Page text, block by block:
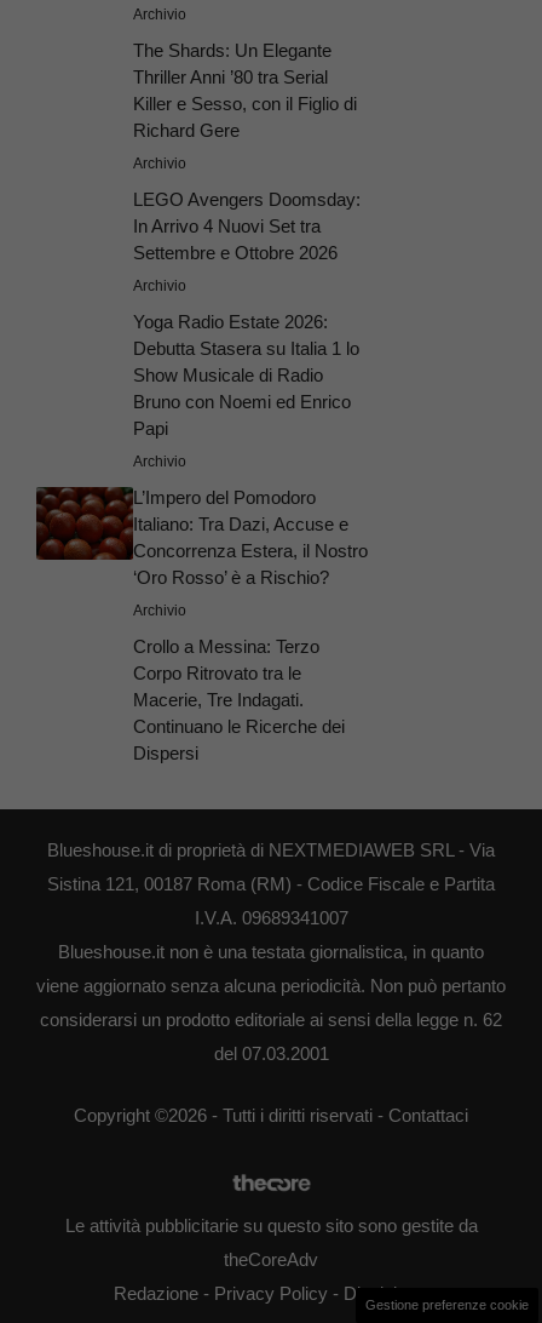
Archivio
The Shards: Un Elegante
Thriller Anni ’80 tra Serial
Killer e Sesso, con il Figlio di
Richard Gere
Archivio
LEGO Avengers Doomsday:
In Arrivo 4 Nuovi Set tra
Settembre e Ottobre 2026
Archivio
Yoga Radio Estate 2026:
Debutta Stasera su Italia 1 lo
Show Musicale di Radio
Bruno con Noemi ed Enrico
Papi
Archivio
L’Impero del Pomodoro
Italiano: Tra Dazi, Accuse e
Concorrenza Estera, il Nostro
‘Oro Rosso’ è a Rischio?
Archivio
Crollo a Messina: Terzo
Corpo Ritrovato tra le
Macerie, Tre Indagati.
Continuano le Ricerche dei
Dispersi
Blueshouse.it di proprietà di NEXTMEDIAWEB SRL - Via
Sistina 121, 00187 Roma (RM) - Codice Fiscale e Partita
I.V.A. 09689341007
Blueshouse.it non è una testata giornalistica, in quanto
viene aggiornato senza alcuna periodicità. Non può pertanto
considerarsi un prodotto editoriale ai sensi della legge n. 62
del 07.03.2001
Copyright ©2026 - Tutti i diritti riservati - Contattaci
Le attività pubblicitarie su questo sito sono gestite da
theCoreAdv
Redazione - Privacy Policy - Disclaimer
Gestione preferenze cookie